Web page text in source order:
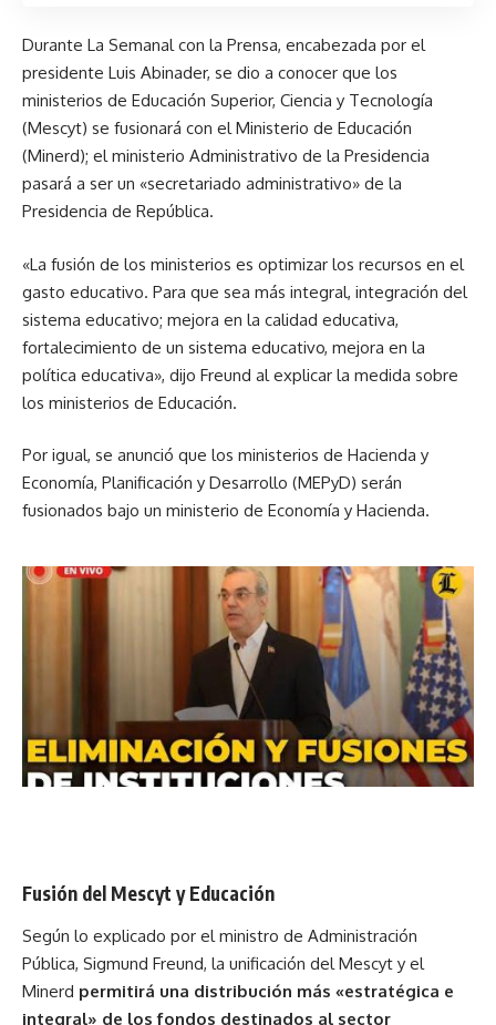
Durante La Semanal con la Prensa, encabezada por el
presidente Luis Abinader, se dio a conocer que los
ministerios de Educación Superior, Ciencia y Tecnología
(Mescyt) se fusionará con el Ministerio de Educación
(Minerd); el ministerio Administrativo de la Presidencia
pasará a ser un «secretariado administrativo» de la
Presidencia de República.
«La fusión de los ministerios es optimizar los recursos en el
gasto educativo. Para que sea más integral, integración del
sistema educativo; mejora en la calidad educativa,
fortalecimiento de un sistema educativo, mejora en la
política educativa», dijo Freund al explicar la medida sobre
los ministerios de Educación.
Por igual, se anunció que los ministerios de Hacienda y
Economía, Planificación y Desarrollo (MEPyD) serán
fusionados bajo un ministerio de Economía y Hacienda.
Fusión del Mescyt y Educación
Según lo explicado por el ministro de Administración
Pública, Sigmund Freund, la unificación del Mescyt y el
Minerd permitirá una distribución más «estratégica e
integral» de los fondos destinados al sector